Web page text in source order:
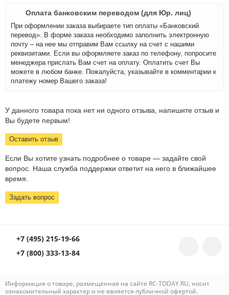
Оплата банковским переводом (для Юр. лиц)
При оформлении заказа выбираете тип оплаты «Банковский
перевод». В форме заказа необходимо заполнить электронную
почту – на нее мы отправим Вам ссылку на счет с нашими
реквизитами. Если вы оформляете заказ по телефону, попросите
менеджера прислать Вам счет на оплату. Оплатить счет Вы
можете в любом банке. Пожалуйста, указывайте в комментарии к
платежу номер Вашего заказа!
У данного товара пока нет ни одного отзыва, напишите отзыв и
Вы будете первым!
Оставить отзыв
Если Вы хотите узнать подробнее о товаре — задайте свой
вопрос. Наша служба поддержки ответит на него в ближайшее
время.
Задать вопрос
+7 (495) 215-19-66
+7 (800) 333-13-84
Информация о товаре, размещённая на сайте RC-TODAY.RU, носит
ознакомительный характер и не является публичной офертой.